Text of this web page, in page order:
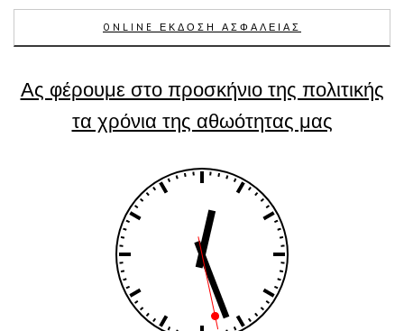
ONLINE ΕΚΔΟΣΗ ΑΣΦΑΛΕΙΑΣ
Ας φέρουμε στο προσκήνιο της πολιτικής
τα χρόνια της αθωότητας μας